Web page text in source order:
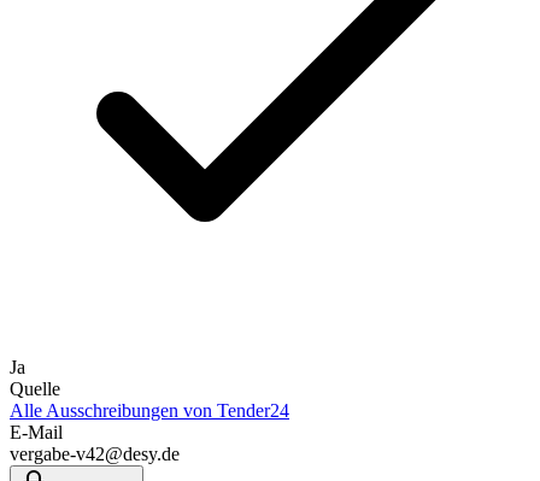
Ja
Quelle
Alle Ausschreibungen von Tender24
E-Mail
vergabe-v42@desy.de